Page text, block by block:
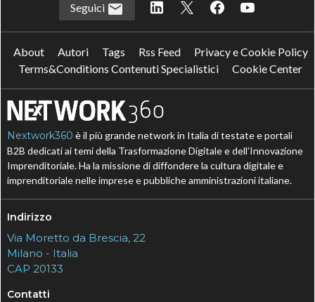
Seguici
About Autori Tags Rss Feed
Privacy e Cookie Policy
Terms&Conditions Contenuti Specialistici
Cookie Center
Nextwork360 è il più grande network in Italia di testate e portali
B2B dedicati ai temi della Trasformazione Digitale e dell’Innovazione
Imprenditoriale. Ha la missione di diffondere la cultura digitale e
imprenditoriale nelle imprese e pubbliche amministrazioni italiane.
Indirizzo
Via Moretto da Brescia, 22
Milano - Italia
CAP 20133
Contatti